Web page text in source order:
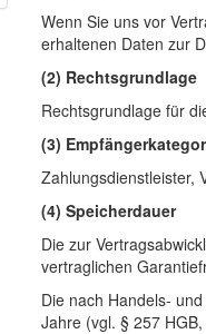
Wenn Sie uns vor
erhaltenen Daten zur
(2) Rechtsgrundlage
Rechtsgrundlage für
(3)
Zahlungsdienstleister,
(4) Speicherdauer
Die zur
vertraglichen
Die nach Handels-
Jahre (vgl. § 257